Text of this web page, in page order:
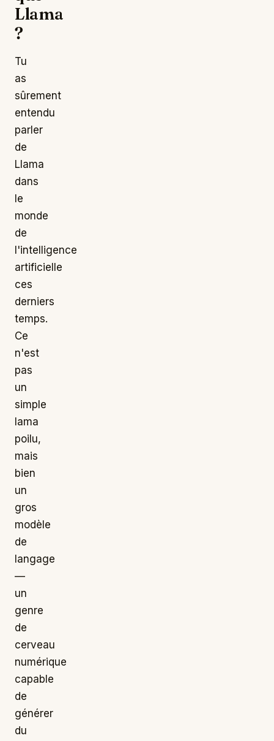
Llama
?
Tu
as
sûrement
entendu
parler
de
Llama
dans
le
monde
de
l'intelligence
artificielle
ces
derniers
temps.
Ce
n'est
pas
un
simple
lama
poilu,
mais
bien
un
gros
modèle
de
langage
—
un
genre
de
cerveau
numérique
capable
de
générer
du